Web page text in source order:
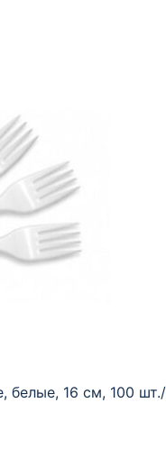
белые, 16 см, 100 шт./